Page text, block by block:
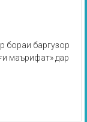
бораи баргузор
маърифат» дар